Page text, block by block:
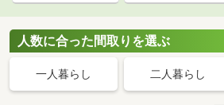
人数に合った間取りを選ぶ
一人暮らし 二人暮らし